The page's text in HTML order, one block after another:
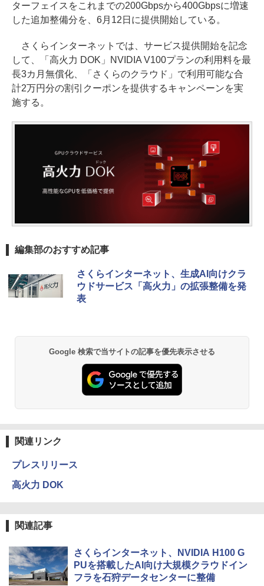
ターフェイスをこれまでの200Gbpsから400Gbpsに増速
した追加整備分を、6月12日に提供開始している。
さくらインターネットでは、サービス提供開始を記念
して、「高火力 DOK」NVIDIA V100プランの利用料を最
長3カ月無償化、「さくらのクラウド」で利用可能な合
計2万円分の割引クーポンを提供するキャンペーンを実
施する。
編集部のおすすめ記事
さくらインターネット、生成AI向けクラ
ウドサービス「高火力」の拡張整備を発
表
Google 検索で当サイトの記事を優先表示させる
関連リンク
プレスリリース
高火力 DOK
関連記事
さくらインターネット、NVIDIA H100 G
PUを搭載したAI向け大規模クラウドイン
フラを石狩データセンターに整備